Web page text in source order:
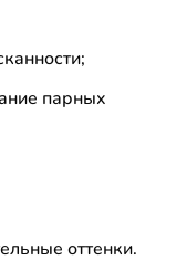
парных
оттенки.